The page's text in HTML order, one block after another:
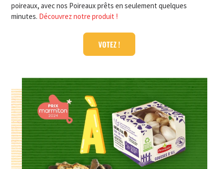
poireaux, avec nos Poireaux prêts en seulement quelques
minutes. Découvrez notre produit !
VOTEZ !